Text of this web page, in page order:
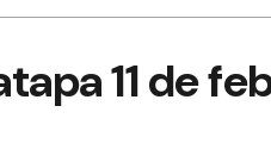
11 de